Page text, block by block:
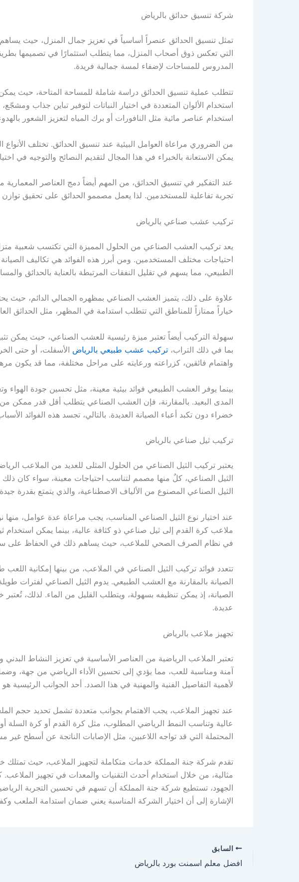
شركة تنسيق حدائق بالرياض
تمثل تنسيق الحدائق عنصراً أساسياً في تعزيز جمال المنزل، حيث
التي تعكس ذوق أصحاب المنزل، مما يتطلب استثمارًا في تصميمها
المدروس للمساحات لإضفاء لمسة جمالية فريدة.
تتطلب عملية تنسيق الحدائق دراسة شاملة للمساحة المتاحة، حيث
استخدام الألوان المتعددة في اختيار النباتات لتوفير تباين جذاب
استخدام عناصر مائية مثل النافورات أو برك المياه لتعزيز الشعور
من الضروري مراعاة العوامل البيئية عند تنسيق الحدائق. تختلف الأنواع
يمكن الاستعانة بالخبراء في هذا المجال لتقديم النصائح والتوجيه في
عند التفكير في تنسيق الحدائق، من المهم أيضاً دمج العناصر المعمارية
تجربة تفاعلية للمستخدمين. لذا يعمل مصممو الحدائق على تحقيق
تركيب عشب صناعي بالرياض
يعد تركيب العشب الصناعي من الحلول المميزة التي تكتسب شعبية
احتياجات مختلف المستخدمين. ومن أبرز هذه الفوائد هي تكاليف
الطبيعي، مما يسهم في تقليل النفقات المرتبطة بالعناية بالحدائق
علاوة على ذلك، يتميز العشب الصناعي بمظهره الجمالي الدائم، حيث
خياراً ممتازاً للمناطق التي تتطلب استدامة في المظهر، مثل الحدائق
سهولة التركيب أيضاً تعتبر ميزة رئيسية للعشب الصناعي، حيث يمكن
بما في ذلك التراب، تركيب عشب طبيعي بالرياض الأسفلت، أو حتى
واهتمام فائقين، كزراعته ورعايته على مراحل مختلفة، مما قد يكون
بينما يوفر العشب الطبيعي فوائد بيئية معينة، مثل تحسين جودة الهواء
المدى البعيد. بالمقارنة، فإن العشب الصناعي يتطلب أقل قدر ممكن
خضراء دون تكبد أعباء الصيانة العديدة. بالتالي، تجسد هذه الفوائد
تركيب ثيل صناعي بالرياض
يعتبر تركيب الثيل الصناعي من الحلول المثلى للعديد من الملاعب
الثيل الصناعي، كلٌ منها مصمم لتناسب احتياجات معينة، سواء كان
الثيل الصناعي المصنوع من الألياف الاصطناعية، والذي يتمتع بقدرة
عند اختيار نوع الثيل الصناعي المناسب، يجب مراعاة عدة عوامل، منها
ملاعب كرة القدم إلى ثيل صناعي ذو كثافة عالية، بينما يمكن استخدام
في نظام الصرف الصحي للملاعب، حيث يساهم ذلك في الحفاظ على سلامة
تتعدد فوائد تركيب الثيل الصناعي في الملاعب، من بينها إمكانية اللعب
الصيانة بالمقارنة مع العشب الطبيعي. يدوم الثيل الصناعي لفترات
الصيانة، إذ يمكن تنظيفه بسهولة، ويتطلب القليل من الماء. لذلك،
عديدة.
تجهيز ملاعب بالرياض
تعتبر الملاعب الرياضية من العناصر الأساسية في تعزيز النشاط
آمنة ومناسبة للعب، مما يؤدي إلى تحسين الأداء الرياضي من جهة،
لأهمية التفاصيل الفنية والمهنية في هذا الصدد. أحد الجوانب
عند تجهيز الملاعب، يجب الاهتمام بجوانب متعددة تشمل تحديد حجم
عالية وتناسب النمط الرياضي المطلوب، مثل كرة القدم أو كرة السلة
المحتملة التي قد تواجه اللاعبين، مثل الإصابات الناتجة عن أسطح غير
تقدم شركة جنة المملكة خدمات متكاملة لتجهيز الملاعب، حيث تمتلك
مثالية، من خلال استخدام أحدث التقنيات والمعدات في تجهيز
الجهود، تستطيع شركة جنة المملكة أن تسهم في تحسين التجربة
الإشارة إلى أن اختيار الشركة المناسبة يعني ضمان استدامة الملعب
السابق
افضل معلم اسمنت بورد بالرياض